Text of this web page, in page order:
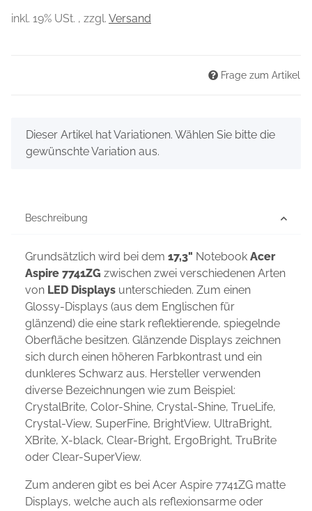
inkl. 19% USt. , zzgl. Versand
Frage zum Artikel
x
Dieser Artikel hat Variationen. Wählen Sie bitte die
gewünschte Variation aus.
Beschreibung
Grundsätzlich wird bei dem 17,3" Notebook Acer
Aspire 7741ZG zwischen zwei verschiedenen Arten
von LED Displays unterschieden. Zum einen
Glossy-Displays (aus dem Englischen für
glänzend) die eine stark reflektierende, spiegelnde
Oberfläche besitzen. Glänzende Displays zeichnen
sich durch einen höheren Farbkontrast und ein
dunkleres Schwarz aus. Hersteller verwenden
diverse Bezeichnungen wie zum Beispiel:
CrystalBrite, Color-Shine, Crystal-Shine, TrueLife,
Crystal-View, SuperFine, BrightView, UltraBright,
XBrite, X-black, Clear-Bright, ErgoBright, TruBrite
oder Clear-SuperView.
Zum anderen gibt es bei Acer Aspire 7741ZG matte
Displays, welche auch als reflexionsarme oder